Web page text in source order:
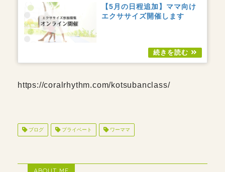
【5月の日程追加】ママ向け
エクササイズ開催します
https://coralrhythm.com/kotsubanclass/
ブログ プライベート ワーママ
ABOUT ME